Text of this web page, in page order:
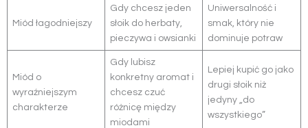
Miód łagodniejszy
Gdy chcesz jeden
słoik do herbaty,
pieczywa i owsianki
Uniwersalność i
smak, który nie
dominuje potraw
Miód o
wyraźniejszym
charakterze
Gdy lubisz
konkretny aromat i
chcesz czuć
różnicę między
miodami
Lepiej kupić go jako
drugi słoik niż
jedyny „do
wszystkiego”